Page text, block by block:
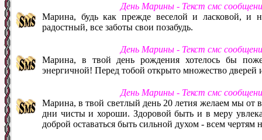
День Марины - Текст смс
Марина, будь как прежде веселой и ласковой, и
радостный, все заботы свои позабудь.
День Марины - Текст смс
Марина, в твой день рождения хотелось бы
энергичной! Перед тобой открыто множество дверей
День Марины - Текст смс
Марина, в твой светлый день 20 летия желаем мы от
дни чисты и хороши. Здоровой быть и в меру
доброй оставаться быть сильной духом - всем чертям